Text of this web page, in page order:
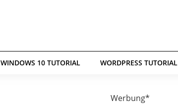
WINDOWS 10 TUTORIAL WORDPRESS TUTORIAL
Werbung*